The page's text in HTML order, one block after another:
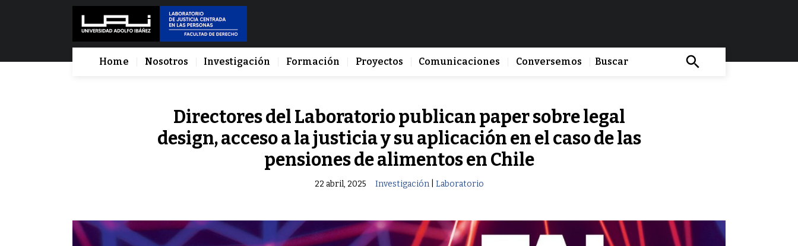
Home Nosotros Investigación Formación Proyectos Comunicaciones Conversemos
Directores del Laboratorio publican paper sobre legal
design, acceso a la justicia y su aplicación en el caso de las
pensiones de alimentos en Chile
22 abril, 2025 Investigación Laboratorio